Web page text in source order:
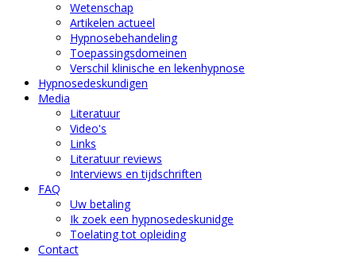
Wetenschap
Artikelen actueel
Hypnosebehandeling
Toepassingsdomeinen
Verschil klinische en lekenhypnose
Hypnosedeskundigen
Media
Literatuur
Video's
Links
Literatuur reviews
Interviews en tijdschriften
FAQ
Uw betaling
Ik zoek een hypnosedeskunidge
Toelating tot opleiding
Contact